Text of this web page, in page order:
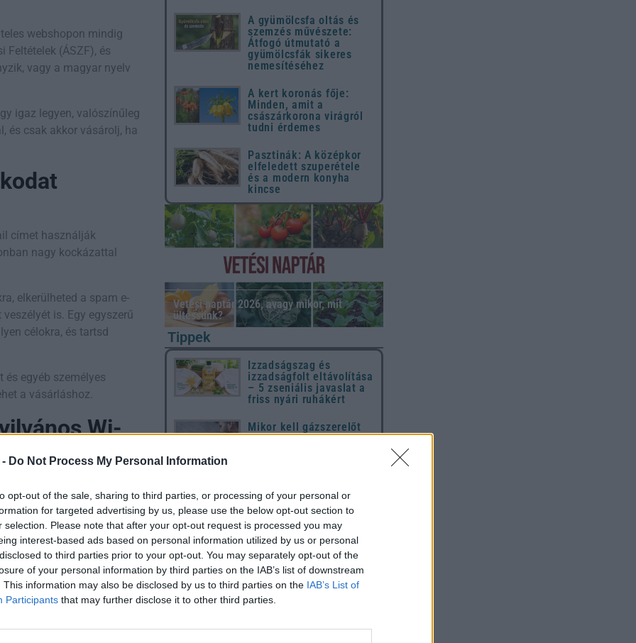
Do Not Process My Personal Information
opt-out of the sale, sharing to third parties, or processing of your personal or
for targeted advertising by us, please use the below opt-out section to
selection. Please note that after your opt-out request is processed you may
interest-based ads based on personal information utilized by us or personal
to third parties prior to your opt-out. You may separately opt-out of the
of your personal information by third parties on the IAB’s list of downstream
This information may also be disclosed by us to third parties on the IAB’s List of
Participants that may further disclose it to other third parties.
webshopon mindig
Feltételek (ÁSZF), és
vagy a magyar nyelv
igaz legyen, valószínűleg
és csak akkor vásárolj, ha
címet használják
nagy kockázattal
elkerülheted a spam e-
is. Egy egyszerű
célokra, és tartsd
és egyéb személyes
a vásárláshoz.
Wi-
az online vásárláskor.
hozzájuk a
Hogyan védheted
vagy inkább használd a
fiókjaidon, így még ha
A gyümölcsfa oltás és
szemzés művészete:
Átfogó útmutató a
gyümölcsfák sikeres
nemesítéséhez
A kert koronás fője:
Minden, amit a
császárkorona virágról
tudni érdemes
Pasztinák: A középkor
elfeledett szuperétele
és a modern konyha
kincse
Vetési naptár 2026, avagy mikor, mit
ültessünk?
Tippek
Izzadságszag és
izzadságfolt eltávolítása
– 5 zseniális javaslat a
friss nyári ruhákért
Mikor kell gázszerelőt
hívni? Jelek, amiket
10 dolog, amit mindenki
utál a húsvéthétfőben –
de senki nem mondja ki
Húsvét 2026: A teljes
útmutató a
megújuláshoz,
hagyományokhoz és
modern ünnepi
készülődéshez